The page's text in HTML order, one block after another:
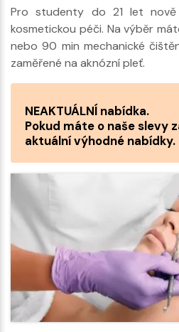
Pro studenty do 21 let nově
kosmetickou péči. Na výběr
nebo 90 min mechanické
zaměřené na aknózní pleť.
NEAKTUÁLNÍ nabídka.
Pokud máte o naše slevy
aktuální výhodné nabídky.